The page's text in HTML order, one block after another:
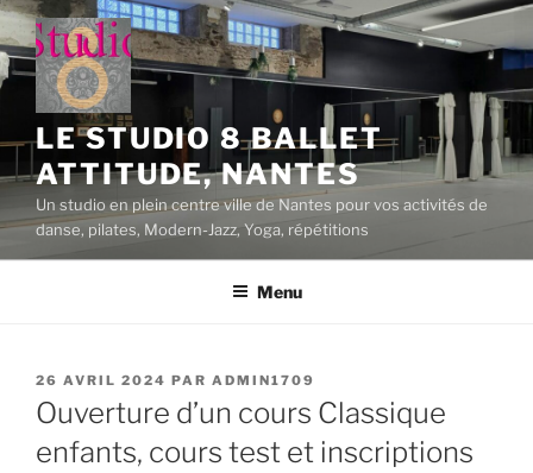
Aller
au
contenu
principal
LE STUDIO 8 BALLET
ATTITUDE, NANTES
Un studio en plein centre ville de Nantes pour vos activités de
danse, pilates, Modern-Jazz, Yoga, répétitions
Menu
PUBLIÉ
LE
26 AVRIL 2024 PAR ADMIN1709
Ouverture d’un cours Classique
enfants, cours test et inscriptions